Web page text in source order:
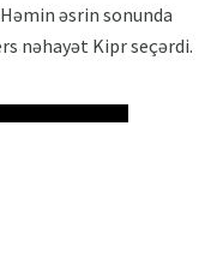
əsrin sonunda
nəhayət Kipr seçərdi.